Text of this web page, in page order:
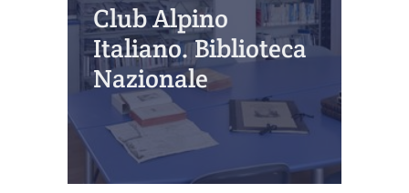
Club Alpino
Italiano. Biblioteca
Nazionale